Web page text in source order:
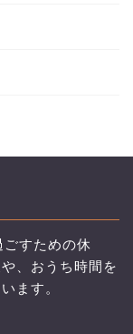
すための休
、おうち時間を
ます。